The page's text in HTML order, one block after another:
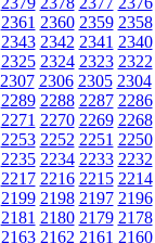
2361 2360 2359 2358
2343 2342 2341 2340
2325 2324 2323 2322
2307 2306 2305 2304
2289 2288 2287 2286
2271 2270 2269 2268
2253 2252 2251 2250
2235 2234 2233 2232
2217 2216 2215 2214
2199 2198 2197 2196
2181 2180 2179 2178
2163 2162 2161 2160